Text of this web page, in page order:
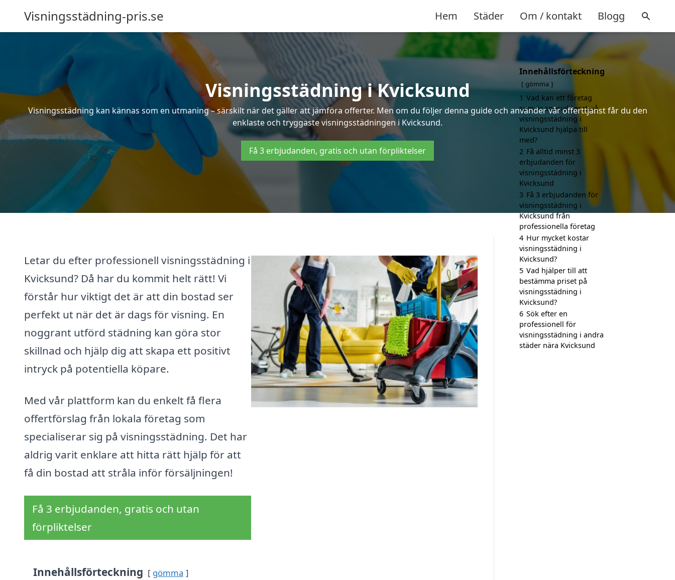
Visningsstädning-pris.se Hem Städer Om / kontakt Blogg
Visningsstädning i Kvicksund
Visningsstädning kan kännas som en utmaning – särskilt när det gäller att jämföra offerter. Men om du följer denna guide och använder vår offerttjänst får du den
enklaste och tryggaste visningsstädningen i Kvicksund.
Få 3 erbjudanden, gratis och utan förpliktelser
Letar du efter professionell visningsstädning i
Kvicksund? Då har du kommit helt rätt! Vi
förstår hur viktigt det är att din bostad ser
perfekt ut när det är dags för visning. En
noggrant utförd städning kan göra stor
skillnad och hjälp dig att skapa ett positivt
intryck på potentiella köpare.
Med vår plattform kan du enkelt få flera
offertförslag från lokala företag som
specialiserar sig på visningsstädning. Det har
aldrig varit enklare att hitta rätt hjälp för att
få din bostad att stråla inför försäljningen!
Få 3 erbjudanden, gratis och utan
förpliktelser
Innehållsförteckning gömma
Innehållsförteckning
gömma
1 Vad kan ett företag
som är specialiserat på
visningsstädning i
Kvicksund hjälpa till
med?
2 Få alltid minst 3
erbjudanden för
visningsstädning i
Kvicksund
3 Få 3 erbjudanden för
visningsstädning i
Kvicksund från
professionella företag
4 Hur mycket kostar
visningsstädning i
Kvicksund?
5 Vad hjälper till att
bestämma priset på
visningsstädning i
Kvicksund?
6 Sök efter en
professionell för
visningsstädning i andra
städer nära Kvicksund